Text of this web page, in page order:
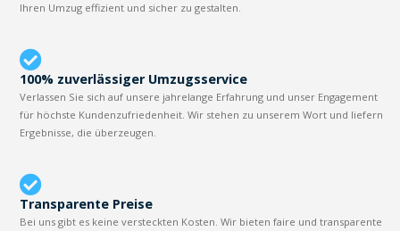
Ihren Umzug effizient und sicher zu gestalten.
100% zuverlässiger Umzugsservice
Verlassen Sie sich auf unsere jahrelange Erfahrung und unser Engagement
für höchste Kundenzufriedenheit. Wir stehen zu unserem Wort und liefern
Ergebnisse, die überzeugen.
Transparente Preise
Bei uns gibt es keine versteckten Kosten. Wir bieten faire und transparente